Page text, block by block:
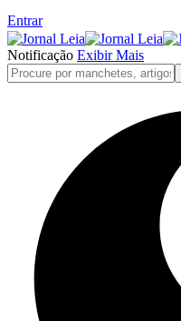
Entrar
Notificação Exibir Mais